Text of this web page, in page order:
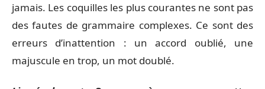
jamais. Les coquilles les plus courantes ne sont pas
des fautes de grammaire complexes. Ce sont des
erreurs d’inattention : un accord oublié, une
majuscule en trop, un mot doublé.